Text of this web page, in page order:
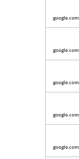
google.com
google.com
google.com
google.com
google.com